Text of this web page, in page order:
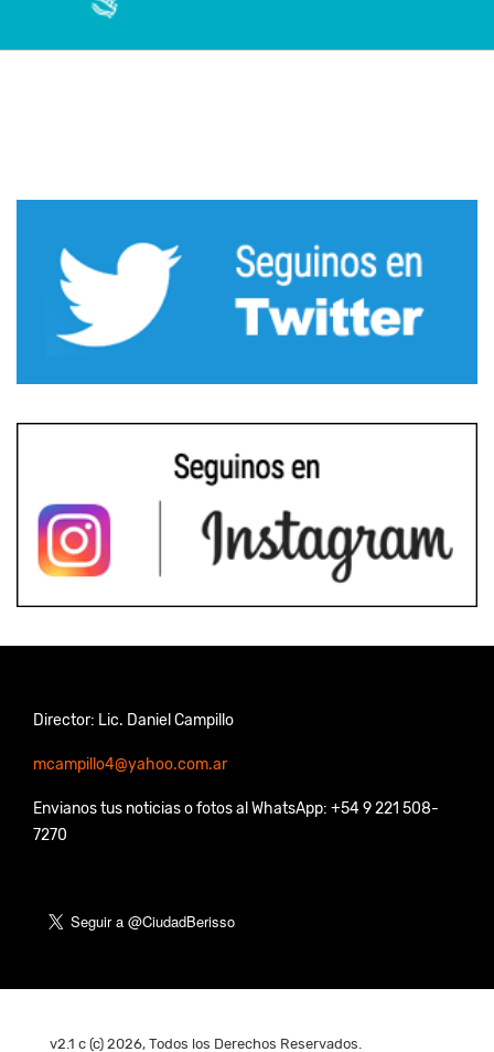
Director: Lic. Daniel Campillo
mcampillo4@yahoo.com.ar
Envianos tus noticias o fotos al WhatsApp: +54 9 221 508-
7270
v2.1 c (c) 2026, Todos los Derechos Reservados.